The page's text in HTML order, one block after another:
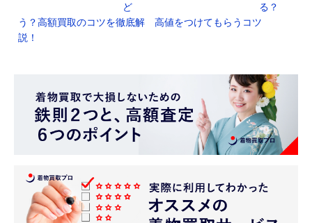
ど
う？高額買取のコツを徹底解
説！
る？
高値をつけてもらうコツ